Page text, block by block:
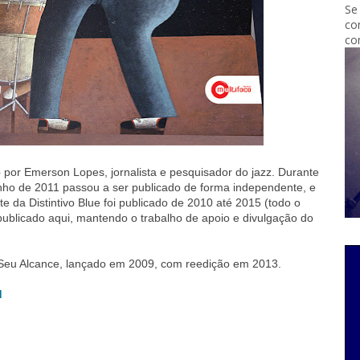
Emerson Lopes, jornalista e pesquisador do jazz. Durante
de 2011 passou a ser publicado de forma independente, e
da Distintivo Blue foi publicado de 2010 até 2015 (todo o
aqui, mantendo o trabalho de apoio e divulgação do
Alcance, lançado em 2009, com reedição em 2013.